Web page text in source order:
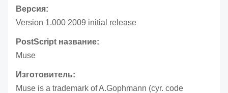
Версия:
Version 1.000 2009 initial release
PostScript название:
Muse
Изготовитель:
Muse is a trademark of A.Gophmann (cyr. code